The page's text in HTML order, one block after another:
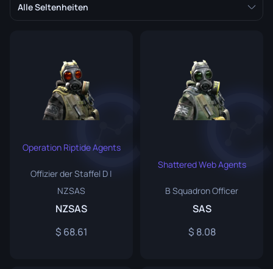
Alle Seltenheiten
Operation Riptide Agents
Offizier der Staffel D |
NZSAS
NZSAS
68.61
Shattered Web Agents
B Squadron Officer
SAS
8.08